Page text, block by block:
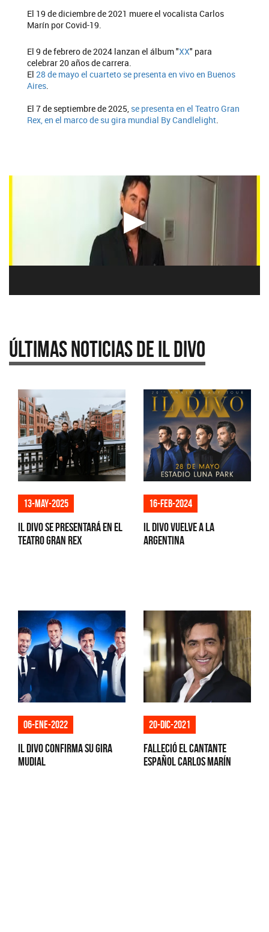
El 19 de diciembre de 2021 muere el vocalista Carlos
Marín por Covid-19.
El 9 de febrero de 2024 lanzan el álbum "XX" para
celebrar 20 años de carrera.
El 28 de mayo el cuarteto se presenta en vivo en Buenos
Aires.
El 7 de septiembre de 2025, se presenta en el Teatro Gran
Rex, en el marco de su gira mundial By Candlelight.
Últimas Noticias de Il Divo
13-may-2025
IL Divo se presentará en el
Teatro Gran Rex
16-feb-2024
Il Divo vuelve a la
Argentina
06-ene-2022
Il Divo confirma su gira
mudial
20-dic-2021
Falleció el cantante
español Carlos Marín